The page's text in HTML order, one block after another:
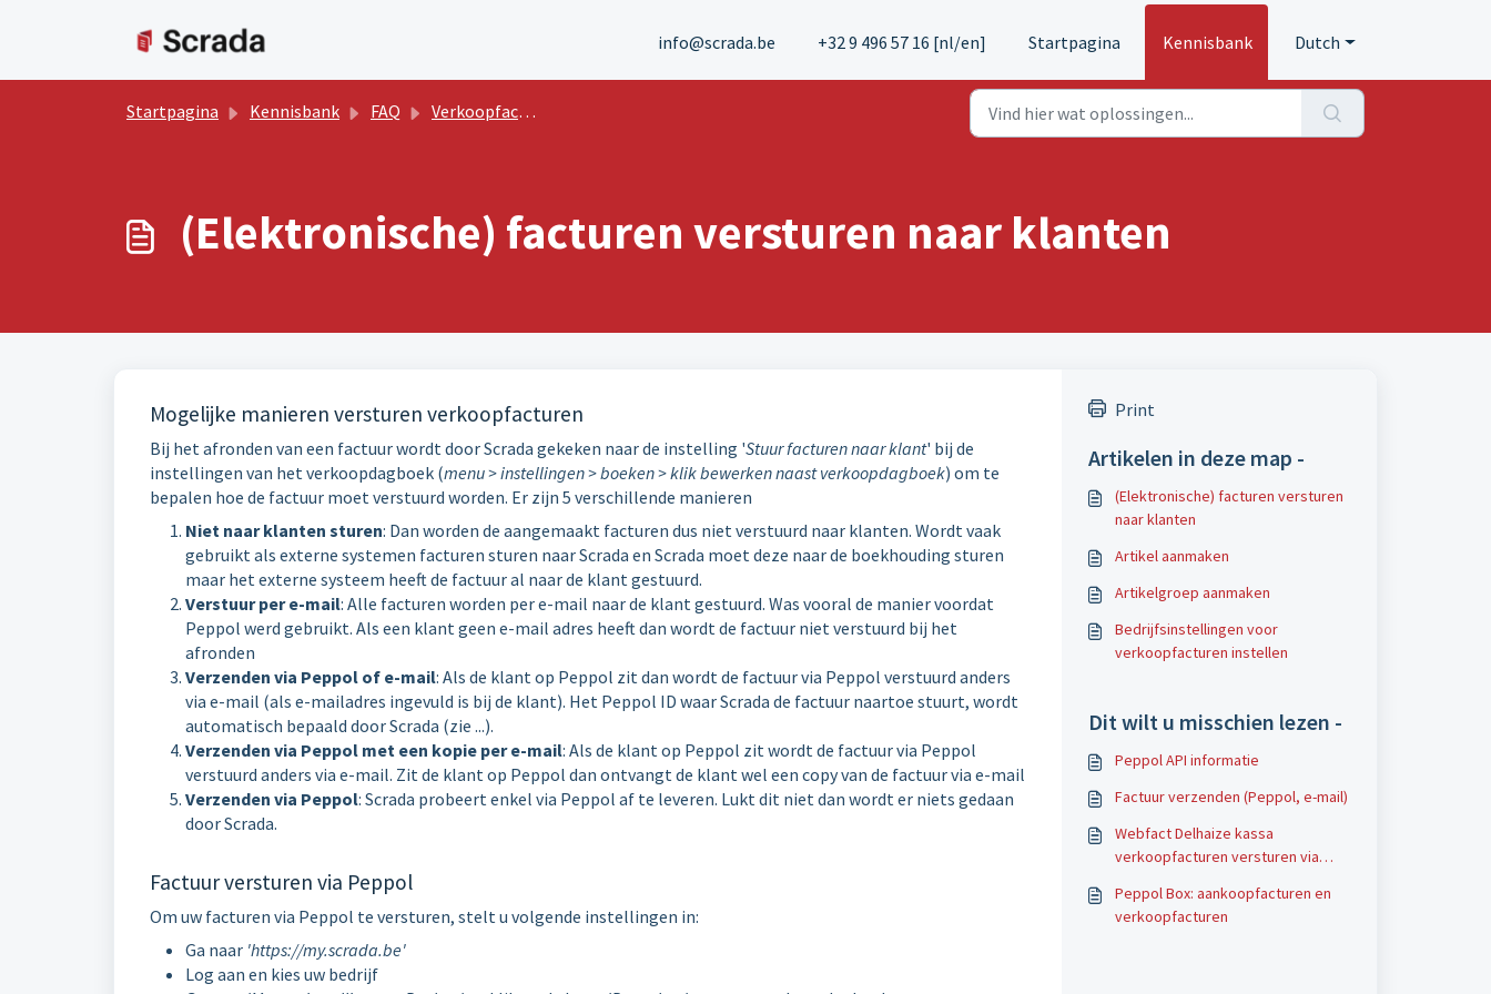
info@scrada.be
+32 9 496 57 16 [nl/en] Startpagina Kennisbank Dutch
Startpagina Kennisbank FAQ Verkoopfacturen
(Elektronische) facturen versturen naar klanten
Mogelijke manieren versturen verkoopfacturen
Bij het afronden van een factuur wordt door Scrada gekeken naar de instelling 'Stuur facturen naar klant' bij de
instellingen van het verkoopdagboek (menu > instellingen > boeken > klik bewerken naast verkoopdagboek) om te
bepalen hoe de factuur moet verstuurd worden. Er zijn 5 verschillende manieren
Niet naar klanten sturen: Dan worden de aangemaakt facturen dus niet verstuurd naar klanten. Wordt vaak
gebruikt als externe systemen facturen sturen naar Scrada en Scrada moet deze naar de boekhouding sturen
maar het externe systeem heeft de factuur al naar de klant gestuurd.
Verstuur per e-mail: Alle facturen worden per e-mail naar de klant gestuurd. Was vooral de manier voordat
Peppol werd gebruikt. Als een klant geen e-mail adres heeft dan wordt de factuur niet verstuurd bij het
afronden
Verzenden via Peppol of e-mail: Als de klant op Peppol zit dan wordt de factuur via Peppol verstuurd anders
via e-mail (als e-mailadres ingevuld is bij de klant). Het Peppol ID waar Scrada de factuur naartoe stuurt, wordt
automatisch bepaald door Scrada (zie ...).
Verzenden via Peppol met een kopie per e-mail: Als de klant op Peppol zit wordt de factuur via Peppol
verstuurd anders via e-mail. Zit de klant op Peppol dan ontvangt de klant wel een copy van de factuur via e-mail
Verzenden via Peppol: Scrada probeert enkel via Peppol af te leveren. Lukt dit niet dan wordt er niets gedaan
door Scrada.
Factuur versturen via Peppol
Om uw facturen via Peppol te versturen, stelt u volgende instellingen in:
Ga naar 'https://my.scrada.be'
Log aan en kies uw bedrijf
Print
Artikelen in deze map -
(Elektronische) facturen versturen
naar klanten
Artikel aanmaken
Artikelgroep aanmaken
Bedrijfsinstellingen voor
verkoopfacturen instellen
Dit wilt u misschien lezen -
Peppol API informatie
Factuur verzenden (Peppol, e-mail)
Webfact Delhaize kassa
verkoopfacturen versturen via
Peppol Box: aankoopfacturen en
verkoopfacturen